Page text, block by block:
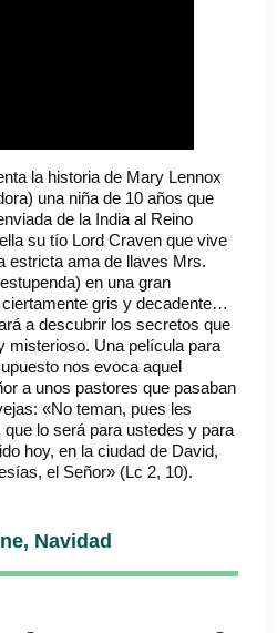
la historia de Mary Lennox
una niña de 10 años que
de la India al Reino
su tío Lord Craven que vive
estricta ama de llaves Mrs.
en una gran
gris y decadente…
a descubrir los secretos que
misterioso. Una película para
nos evoca aquel
a unos pastores que pasaban
«No teman, pues les
lo será para ustedes y para
hoy, en la ciudad de David,
el Señor» (Lc 2, 10).
, Navidad